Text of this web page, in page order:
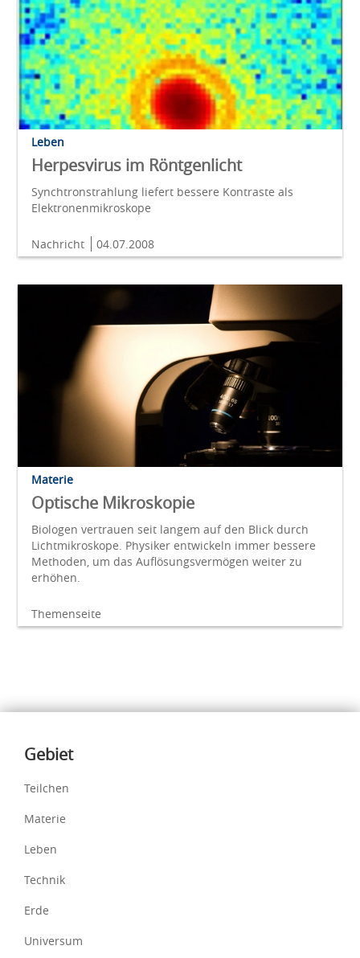
Leben
Herpesvirus im Röntgenlicht
Synchtronstrahlung liefert bessere Kontraste als
Elektronenmikroskope
Nachricht 04.07.2008
Materie
Optische Mikroskopie
Biologen vertrauen seit langem auf den Blick durch
Lichtmikroskope. Physiker entwickeln immer bessere
Methoden, um das Auflösungsvermögen weiter zu
erhöhen.
Themenseite
Inhalte
Gebiet
Teilchen
Materie
Leben
Technik
Erde
Universum